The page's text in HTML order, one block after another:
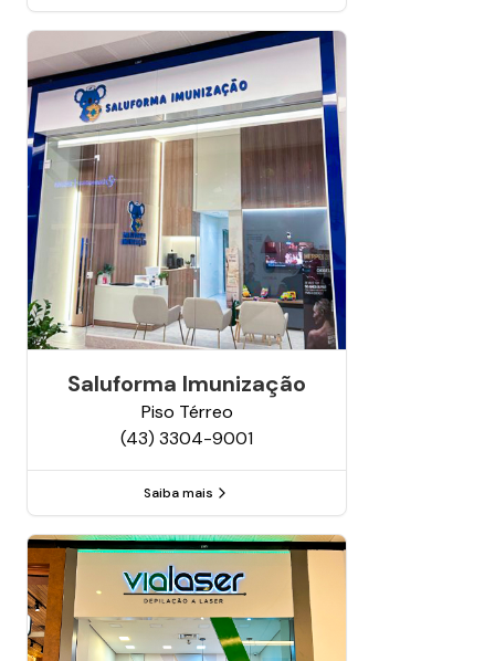
Saluforma Imunização
Piso Térreo
(43) 3304-9001
Saiba mais